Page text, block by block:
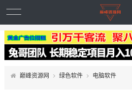
巅峰资源网 绿色软件 电脑软件